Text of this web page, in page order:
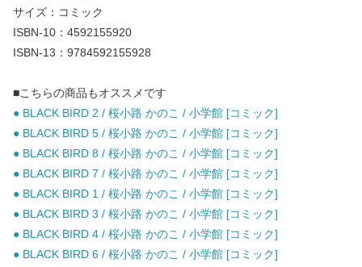
サイズ：コミック
ISBN-10：4592155920
ISBN-13：9784592155928
■こちらの商品もオススメです
● BLACK BIRD 2 / 桜小路 かのこ / 小学館 [コミック]
● BLACK BIRD 5 / 桜小路 かのこ / 小学館 [コミック]
● BLACK BIRD 8 / 桜小路 かのこ / 小学館 [コミック]
● BLACK BIRD 7 / 桜小路 かのこ / 小学館 [コミック]
● BLACK BIRD 1 / 桜小路 かのこ / 小学館 [コミック]
● BLACK BIRD 3 / 桜小路 かのこ / 小学館 [コミック]
● BLACK BIRD 4 / 桜小路 かのこ / 小学館 [コミック]
● BLACK BIRD 6 / 桜小路 かのこ / 小学館 [コミック]